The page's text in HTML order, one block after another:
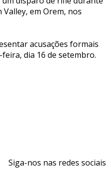
em Orem, nos
acusações formais
dia 16 de setembro.
Siga-nos nas redes sociais